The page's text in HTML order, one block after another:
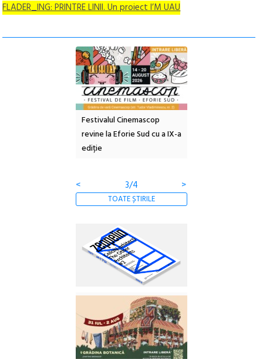
FLADER_ING: PRINTRE LINII. Un proiect I’M UAU
Festivalul Cinemascop
revine la Eforie Sud cu a IX-a
ediție
<
3/4 >
TOATE ȘTIRILE